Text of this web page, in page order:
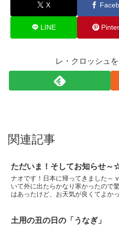
X
LINE
レ・クロッシュ
関連記事
ただいま！そしてお知らせ～
ナオです！日本に帰ってきました～
いて外に出たらかなり寒かったので
はあったけど、お天気が良くてよか
土用の丑の日の「うなぎ」